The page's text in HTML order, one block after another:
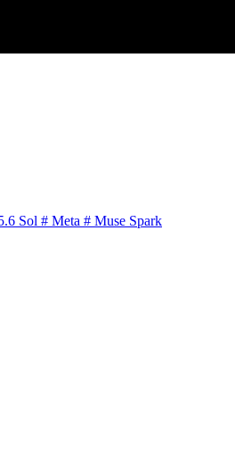
Sol # Meta # Muse Spark